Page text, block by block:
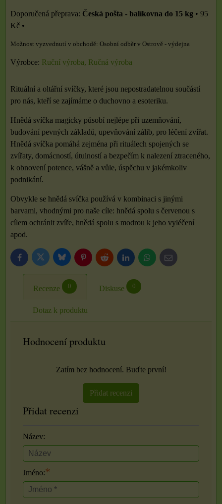
Česká pošta - balíkovna do 15 kg • 95
Kč •
Osobní odběr v Ostrově - výdejna
Výrobce: Ruční výroba, Ručná výroba
Rituální a oltářní svíčky, které jsou nepostradatelnou součástí
pro nás, kteří se zajímáme o duchovno a esoteriku.
Hnědá svíčka magicky působí nejlépe při uzemňování,
budování pevných základů, upevňování zálib, pro léčení zvířat.
Hnědá svíčka pomáhá zejména při rituálech spojených se
zvířaty, domácností, útulností a bezpečím k nalezení ztraceného,
k obnovení potence, vášně a vůle, úspěchu v jakémkoliv
podnikání.
Obvykle se hnědá svíčka používá v kombinaci s jinými
barvami, vhodnými pro naše cíle: hnědá spolu s červenou s
cílem ochránit zvíře, hnědá spolu s modrou k jeho vyléčení
apod.
FacebookTwitter BlueskyPinterestReddit LinkedInWhatsApp
E-
mail
Recenze 0 Diskuse 0
Dotaz k produktu
Hodnocení produktu
Zatím bez hodnocení. Buďte první!
Přidat recenzi
Přidat recenzi
Název:
Jméno:*